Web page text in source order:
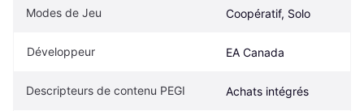
Modes de Jeu Coopératif, Solo
Développeur EA Canada
Descripteurs de contenu PEGI Achats intégrés